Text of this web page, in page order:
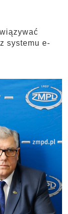
systemu e-